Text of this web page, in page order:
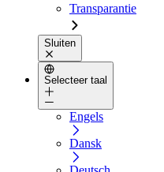
Transparantie
Sluiten
Selecteer taal
Engels
Dansk